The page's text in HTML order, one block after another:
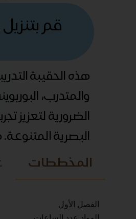
قم
هذه الحقيبة
والمتدرب،
الضرورية لتعزيز
البصرية المتنوعة.
المخططات
الفصل الأول